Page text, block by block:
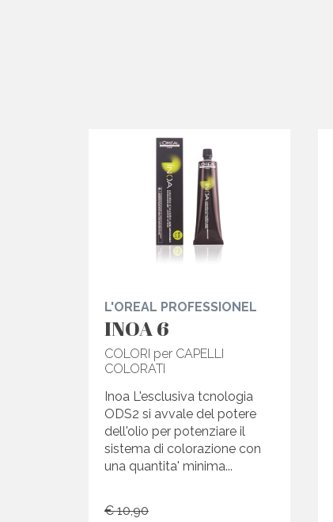
L'OREAL PROFESSIONEL
INOA 6
COLORI per CAPELLI
COLORATI
Inoa L'esclusiva tcnologia
ODS2 si avvale del potere
dell'olio per potenziare il
sistema di colorazione con
una quantita' minima...
€ 10,90